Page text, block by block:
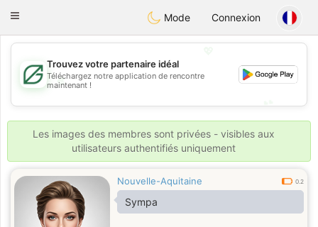
Gulf Dating
Toggle
Mode Connexion
💖
💕
Trouvez votre partenaire idéal
Téléchargez notre application de rencontre
maintenant !
Les images des membres sont privées - visibles aux
utilisateurs authentifiés uniquement
Nouvelle-Aquitaine 0.2
Sympa